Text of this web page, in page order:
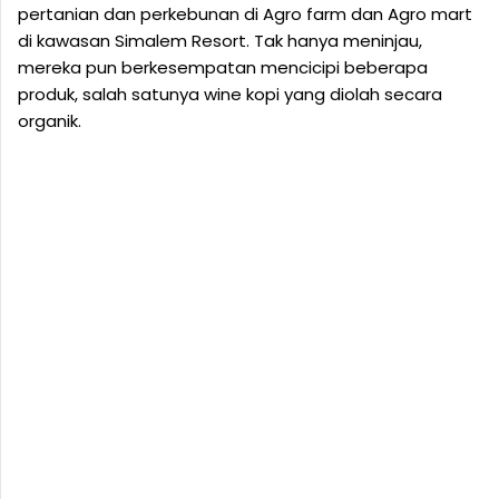
pertanian dan perkebunan di Agro farm dan Agro mart
di kawasan Simalem Resort. Tak hanya meninjau,
mereka pun berkesempatan mencicipi beberapa
produk, salah satunya wine kopi yang diolah secara
organik.